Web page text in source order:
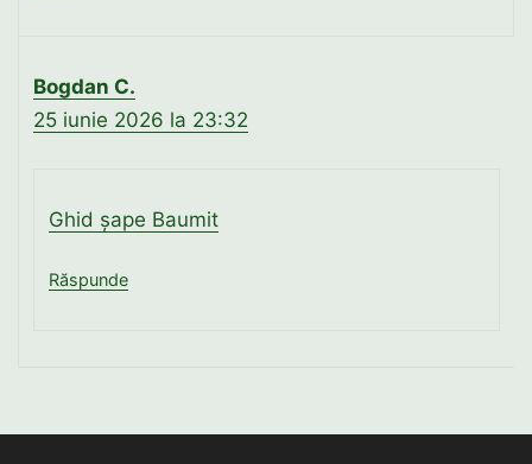
Bogdan C.
25 iunie 2026 la 23:32
Ghid șape Baumit
Răspunde